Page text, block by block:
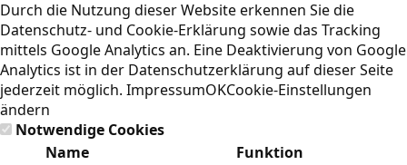
Durch die Nutzung dieser Website erkennen Sie die
Datenschutz- und Cookie-Erklärung sowie das Tracking
mittels Google Analytics an. Eine Deaktivierung von Google
Analytics ist in der Datenschutzerklärung auf dieser Seite
jederzeit möglich. ImpressumOKCookie-Einstellungen
ändern
Notwendige Cookies
Name
Funktion